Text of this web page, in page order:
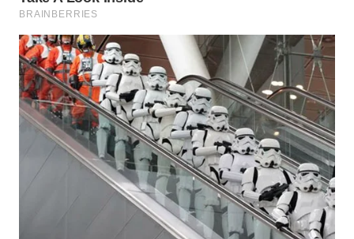
WN
DEPOK
WN
TAPANULI
UTARA
SAMOSIR